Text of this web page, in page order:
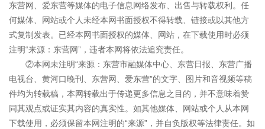
东营网、爱东营等媒体的电子信息网络发布、出售与转载权利。任
何媒体、网站或个人未经本网书面授权不得转载、链接或以其他方
式复制发表。已经本网书面授权的媒体、网站，在下载使用时必须
注明“来源：东营网”，违者本网将依法追究责任。
②本网未注明“来源：东营市融媒体中心、东营日报、东营广播
电视台、黄河口晚刊、东营网、爱东营”的文字、图片和音视频等稿
件均为转载稿，本网转载出于传递更多信息之目的，并不意味着赞
同其观点或证实其内容的真实性。如其他媒体、网站或个人从本网
下载使用，必须保留本网注明的“来源”，并自负版权等法律责任。如